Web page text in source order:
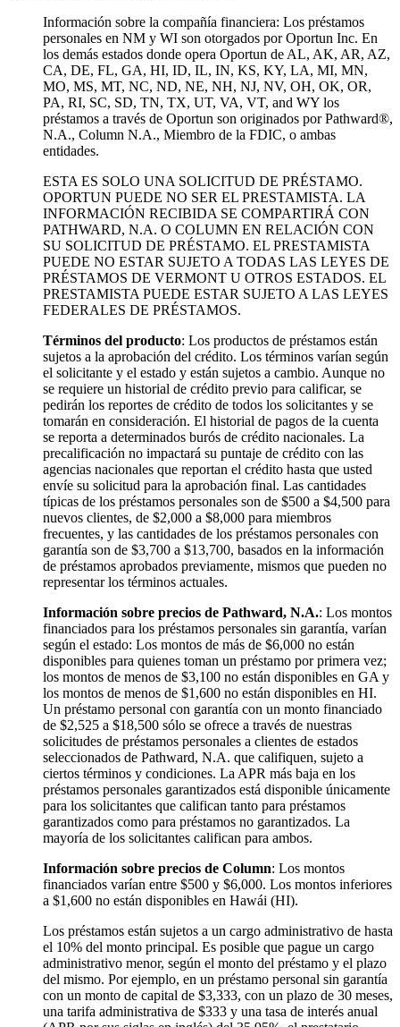
Información sobre la compañía financiera: Los préstamos
personales en NM y WI son otorgados por Oportun Inc. En
los demás estados donde opera Oportun de AL, AK, AR, AZ,
CA, DE, FL, GA, HI, ID, IL, IN, KS, KY, LA, MI, MN,
MO, MS, MT, NC, ND, NE, NH, NJ, NV, OH, OK, OR,
PA, RI, SC, SD, TN, TX, UT, VA, VT, and WY los
préstamos a través de Oportun son originados por Pathward®,
N.A., Column N.A., Miembro de la FDIC, o ambas
entidades.
ESTA ES SOLO UNA SOLICITUD DE PRÉSTAMO.
OPORTUN PUEDE NO SER EL PRESTAMISTA. LA
INFORMACIÓN RECIBIDA SE COMPARTIRÁ CON
PATHWARD, N.A. O COLUMN EN RELACIÓN CON
SU SOLICITUD DE PRÉSTAMO. EL PRESTAMISTA
PUEDE NO ESTAR SUJETO A TODAS LAS LEYES DE
PRÉSTAMOS DE VERMONT U OTROS ESTADOS. EL
PRESTAMISTA PUEDE ESTAR SUJETO A LAS LEYES
FEDERALES DE PRÉSTAMOS.
Términos del producto: Los productos de préstamos están
sujetos a la aprobación del crédito. Los términos varían según
el solicitante y el estado y están sujetos a cambio. Aunque no
se requiere un historial de crédito previo para calificar, se
pedirán los reportes de crédito de todos los solicitantes y se
tomarán en consideración. El historial de pagos de la cuenta
se reporta a determinados burós de crédito nacionales. La
precalificación no impactará su puntaje de crédito con las
agencias nacionales que reportan el crédito hasta que usted
envíe su solicitud para la aprobación final. Las cantidades
típicas de los préstamos personales son de $500 a $4,500 para
nuevos clientes, de $2,000 a $8,000 para miembros
frecuentes, y las cantidades de los préstamos personales con
garantía son de $3,700 a $13,700, basados en la información
de préstamos aprobados previamente, mismos que pueden no
representar los términos actuales.
Información sobre precios de Pathward, N.A.: Los montos
financiados para los préstamos personales sin garantía, varían
según el estado: Los montos de más de $6,000 no están
disponibles para quienes toman un préstamo por primera vez;
los montos de menos de $3,100 no están disponibles en GA y
los montos de menos de $1,600 no están disponibles en HI.
Un préstamo personal con garantía con un monto financiado
de $2,525 a $18,500 sólo se ofrece a través de nuestras
solicitudes de préstamos personales a clientes de estados
seleccionados de Pathward, N.A. que califiquen, sujeto a
ciertos términos y condiciones. La APR más baja en los
préstamos personales garantizados está disponible únicamente
para los solicitantes que califican tanto para préstamos
garantizados como para préstamos no garantizados. La
mayoría de los solicitantes califican para ambos.
Información sobre precios de Column: Los montos
financiados varían entre $500 y $6,000. Los montos inferiores
a $1,600 no están disponibles en Hawái (HI).
Los préstamos están sujetos a un cargo administrativo de hasta
el 10% del monto principal. Es posible que pague un cargo
administrativo menor, según el monto del préstamo y el plazo
del mismo. Por ejemplo, en un préstamo personal sin garantía
con un monto de capital de $3,333, con un plazo de 30 meses,
una tarifa administrativa de $333 y una tasa de interés anual